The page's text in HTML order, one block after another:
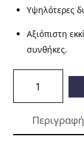
Υψηλότερες
Αξιόπιστη
συνθήκες.
Polar
600(EN)
ποσότητα
Περιγραφή